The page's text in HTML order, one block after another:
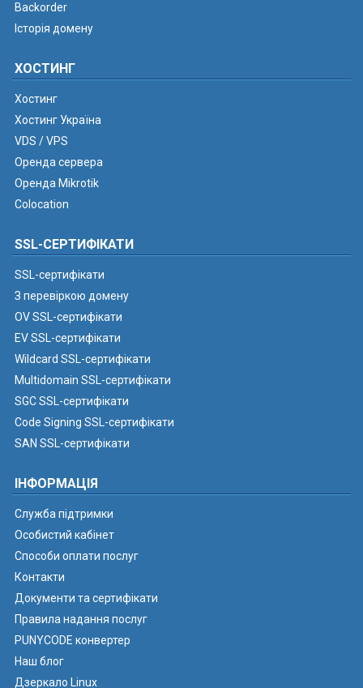
Backorder
Історія домену
ХОСТИНГ
Хостинг
Хостинг Україна
VDS / VPS
Оренда сервера
Оренда Mikrotik
Colocation
SSL-СЕРТИФІКАТИ
SSL-сертифікати
З перевіркою домену
OV SSL-сертифікати
EV SSL-сертифікати
Wildcard SSL-сертифікати
Multidomain SSL-сертифікати
SGC SSL-сертифікати
Code Signing SSL-сертифікати
SAN SSL-сертифікати
ІНФОРМАЦІЯ
Служба підтримки
Особистий кабінет
Способи оплати послуг
Контакти
Документи та сертифікати
Правила надання послуг
PUNYCODE конвертер
Наш блог
Дзеркало Linux